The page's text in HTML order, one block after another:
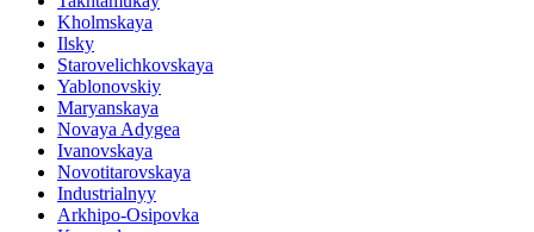
Kholmskaya
Ilsky
Starovelichkovskaya
Yablonovskiy
Maryanskaya
Novaya Adygea
Ivanovskaya
Novotitarovskaya
Industrialnyy
Arkhipo-Osipovka